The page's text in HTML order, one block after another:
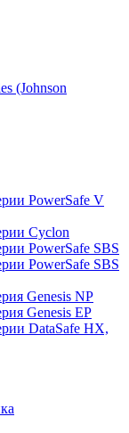
(Johnson
PowerSafe V
Cyclon
PowerSafe SBS
PowerSafe SBS
Genesis NP
Genesis EP
DataSafe HX,